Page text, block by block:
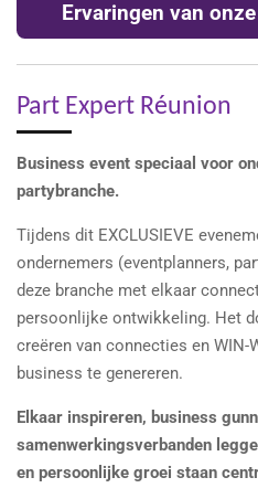
Ervaringen van
Part Expert Réunion
Business event speciaal voor
partybranche.
Tijdens dit EXCLUSIEVE
ondernemers (eventplanners,
deze branche met elkaar
persoonlijke ontwikkeling. Het
creëren van connecties en
business te genereren.
Elkaar inspireren, business
samenwerkingsverbanden
en persoonlijke groei staan